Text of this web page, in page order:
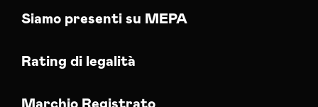
Siamo presenti su MEPA
Rating di legalità
Marchio Registrato